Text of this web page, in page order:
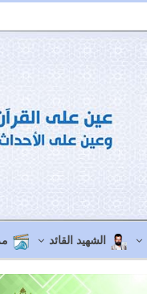
الشهيد القائد